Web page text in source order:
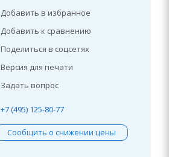
Добавить в избранное
Добавить к сравнению
Поделиться в соцсетях
Версия для печати
Задать вопрос
+7 (495) 125-80-77
Сообщить о снижении цены